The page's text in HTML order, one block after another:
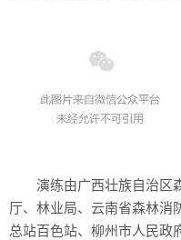
演练由广西壮族自治区
厅、林业局、云南省森林消
总站百色站、柳州市人民政